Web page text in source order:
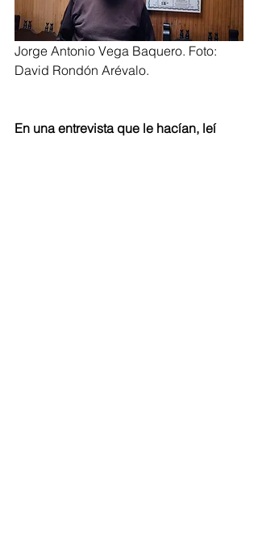
Jorge Antonio Vega Baquero. Foto:
David Rondón Arévalo.
En una entrevista que le hacían, leí